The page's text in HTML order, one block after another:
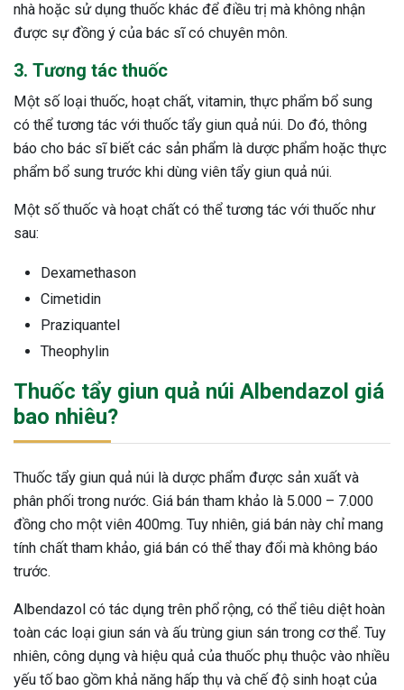
nhà hoặc sử dụng thuốc khác để điều trị mà không nhận
được sự đồng ý của bác sĩ có chuyên môn.
3. Tương tác thuốc
Một số loại thuốc, hoạt chất, vitamin, thực phẩm bổ sung
có thể tương tác với thuốc tẩy giun quả núi. Do đó, thông
báo cho bác sĩ biết các sản phẩm là dược phẩm hoặc thực
phẩm bổ sung trước khi dùng viên tẩy giun quả núi.
Một số thuốc và hoạt chất có thể tương tác với thuốc như
sau:
Dexamethason
Cimetidin
Praziquantel
Theophylin
Thuốc tẩy giun quả núi Albendazol giá
bao nhiêu?
Thuốc tẩy giun quả núi là dược phẩm được sản xuất và
phân phối trong nước. Giá bán tham khảo là 5.000 – 7.000
đồng cho một viên 400mg. Tuy nhiên, giá bán này chỉ mang
tính chất tham khảo, giá bán có thể thay đổi mà không báo
trước.
Albendazol có tác dụng trên phổ rộng, có thể tiêu diệt hoàn
toàn các loại giun sán và ấu trùng giun sán trong cơ thể. Tuy
nhiên, công dụng và hiệu quả của thuốc phụ thuộc vào nhiều
yếu tố bao gồm khả năng hấp thụ và chế độ sinh hoạt của